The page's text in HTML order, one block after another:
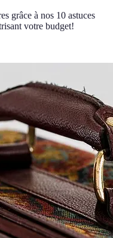
grâce à nos 10 astuces
votre budget!